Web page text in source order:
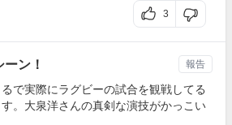
3
ン！
で実際にラグビーの試合を観戦してる
。大泉洋さんの真剣な演技がかっこい
報告